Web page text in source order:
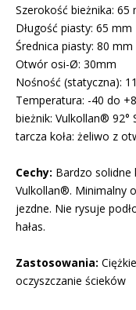
Szerokość bieżnika: 65
Długość piasty: 65 mm
Średnica piasty: 80 mm
Otwór osi-Ø: 30mm
Nośność (statyczna):
Temperatura: -40 do
bieżnik: Vulkollan® 92°
tarcza koła: żeliwo z
Cechy: Bardzo solidne
Vulkollan®. Minimalny
jezdne. Nie rysuje
hałas.
Zastosowania:
oczyszczanie ścieków